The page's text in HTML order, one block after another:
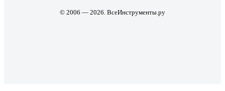
© 2006 — 2026. ВсеИнструменты.ру